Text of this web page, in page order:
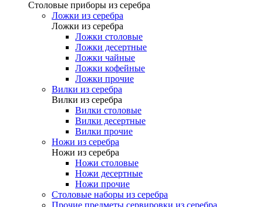
Столовые приборы из серебра
Ложки из серебра
Ложки из серебра
Ложки столовые
Ложки десертные
Ложки чайные
Ложки кофейные
Ложки прочие
Вилки из серебра
Вилки из серебра
Вилки столовые
Вилки десертные
Вилки прочие
Ножи из серебра
Ножи из серебра
Ножи столовые
Ножи десертные
Ножи прочие
Столовые наборы из серебра
Прочие предметы сервировки из серебра